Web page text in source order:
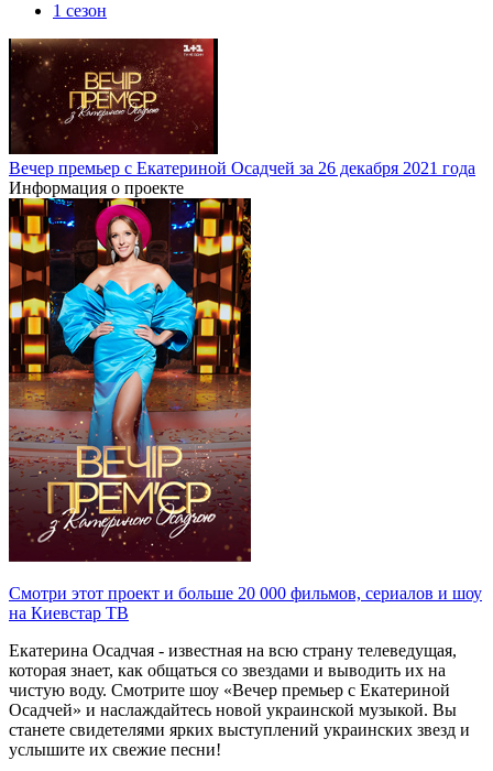
1 сезон
Вечер премьер с Екатериной Осадчей за 26 декабря 2021 года
Информация о проекте
Смотри этот проект и больше 20 000 фильмов, сериалов и шоу
на Киевстар ТВ
Екатерина Осадчая - известная на всю страну телеведущая,
которая знает, как общаться со звездами и выводить их на
чистую воду. Смотрите шоу «Вечер премьер с Екатериной
Осадчей» и наслаждайтесь новой украинской музыкой. Вы
станете свидетелями ярких выступлений украинских звезд и
услышите их свежие песни!